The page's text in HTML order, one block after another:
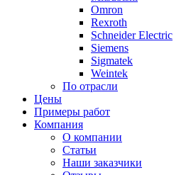
Omron
Rexroth
Schneider Electric
Siemens
Sigmatek
Weintek
По отрасли
Цены
Примеры работ
Компания
О компании
Статьи
Наши заказчики